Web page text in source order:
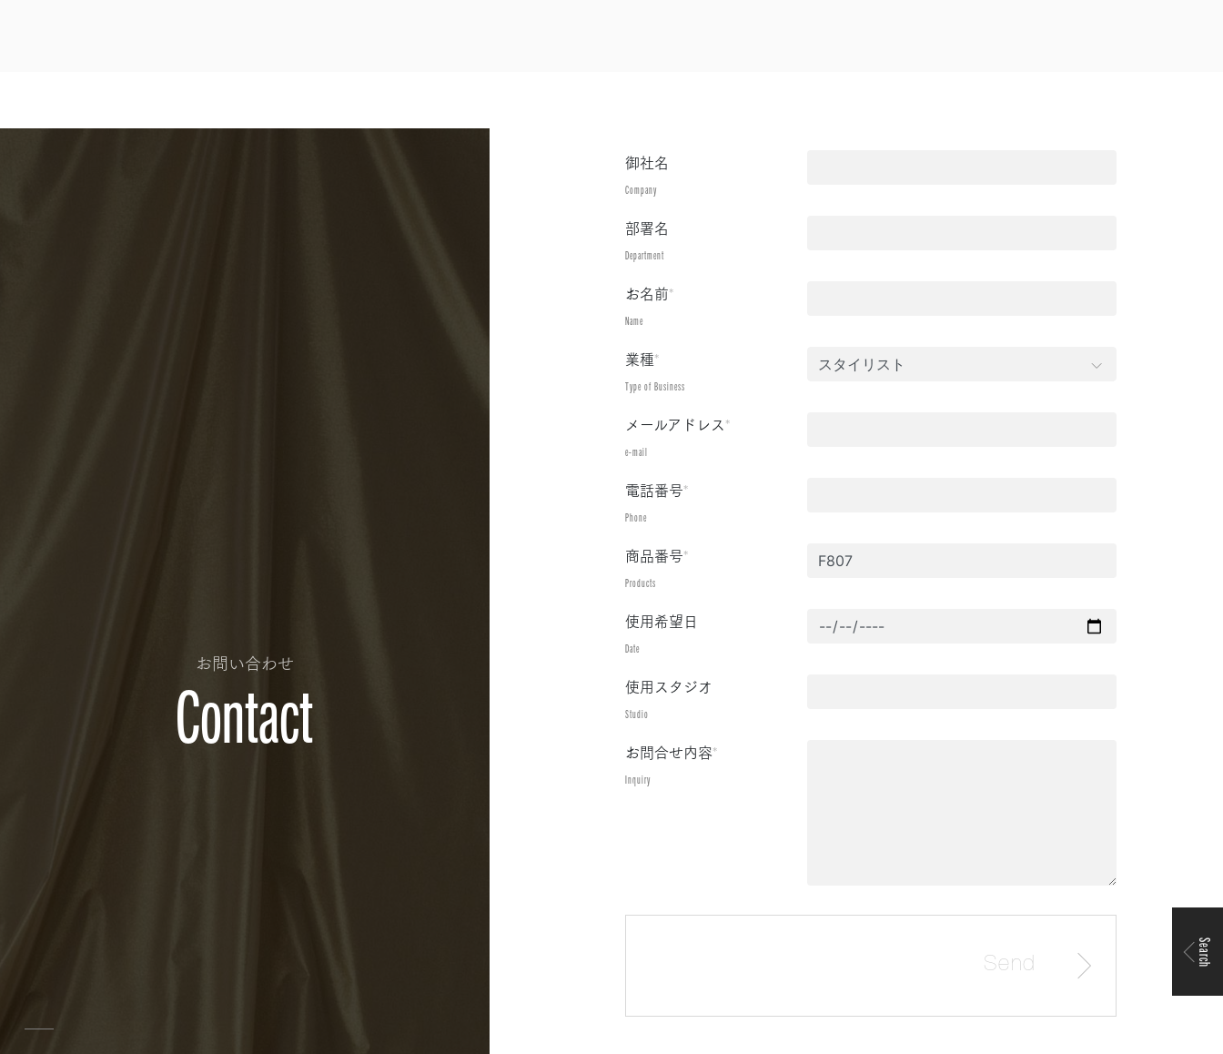
お問い合わせ
Contact
御社名
Company
部署名
Department
お名前*
Name
業種*
Type of Business
メールアドレス*
e-mail
電話番号*
Phone
商品番号*
Products
使用希望日
Date
使用スタジオ
Studio
お問合せ内容*
Inquiry
Search